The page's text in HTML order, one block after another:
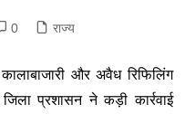
0 राज्य
और अवैध रिफिलिंग
प्रशासन ने कड़ी कार्रवाई